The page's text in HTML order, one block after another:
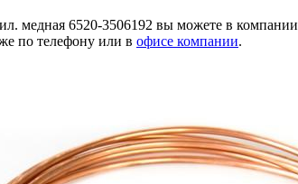
медная 6520-3506192 вы можете в компании
по телефону или в офисе компании.